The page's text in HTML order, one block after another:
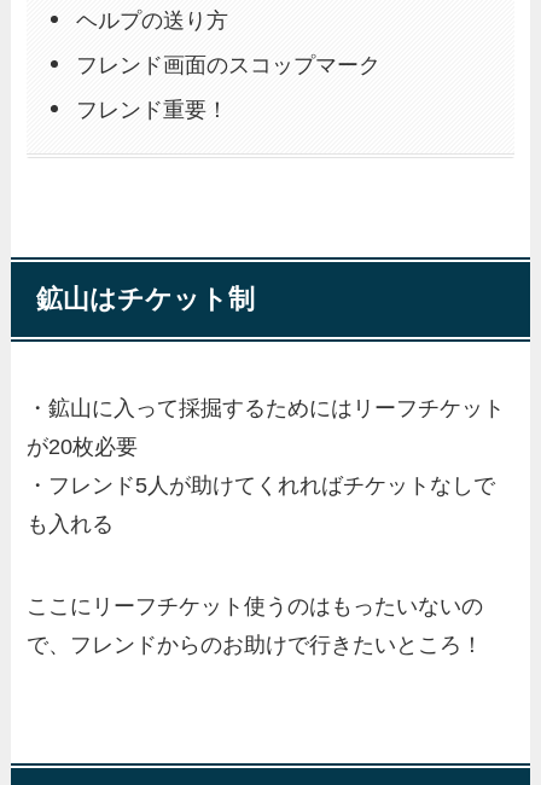
ヘルプの送り方
フレンド画面のスコップマーク
フレンド重要！
鉱山はチケット制
・鉱山に入って採掘するためにはリーフチケット
が20枚必要
・フレンド5人が助けてくれればチケットなしで
も入れる
ここにリーフチケット使うのはもったいないの
で、フレンドからのお助けで行きたいところ！